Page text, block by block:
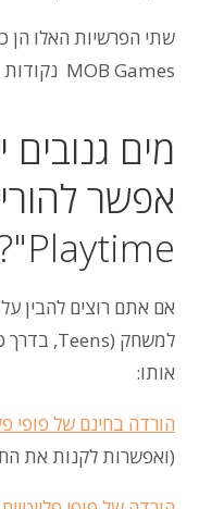
שתי הפרשיות האלו הן
MOB Games נקודות אצל ההורים…
מים
Playtime"?
אם אתם רוצים להבין
אותו:
הורדה בחינם של פופי
(ואפשרות לקנות את